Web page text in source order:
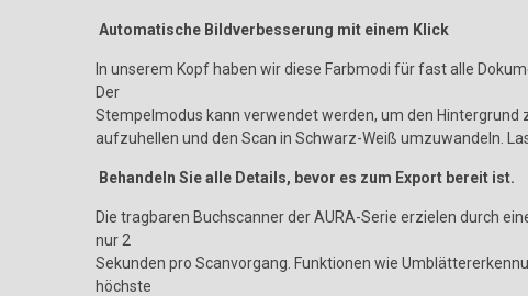
Automatische Bildverbesserung mit einem Klick
In unserem Kopf haben wir diese Farbmodi für fast alle
Der
Stempelmodus kann verwendet werden, um den
aufzuhellen und den Scan in Schwarz-Weiß umzuwandeln.
Behandeln Sie alle Details, bevor es zum Export bereit ist.
Die tragbaren Buchscanner der AURA-Serie erzielen durch
nur 2
Sekunden pro Scanvorgang. Funktionen wie
höchste